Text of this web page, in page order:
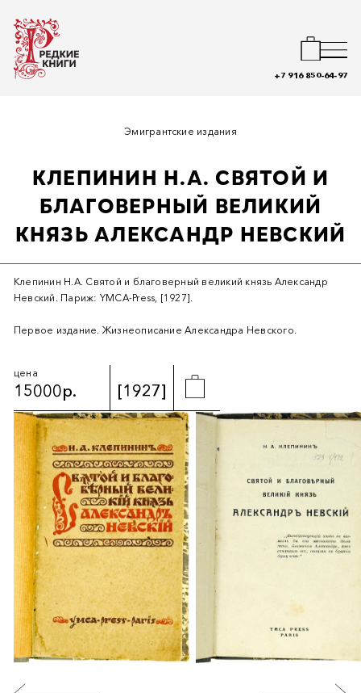
+7 916 850-64-97
Эмигрантские издания
КЛЕПИНИН Н.А. СВЯТОЙ И
БЛАГОВЕРНЫЙ ВЕЛИКИЙ
КНЯЗЬ АЛЕКСАНДР НЕВСКИЙ
Клепинин Н.А. Святой и благоверный великий князь Александр
Невский. Париж: YMCA-Press, [1927].
Первое издание. Жизнеописание Александра Невского.
цена
15000р. [1927]